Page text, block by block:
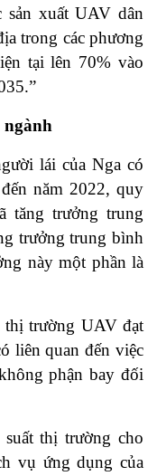
sản xuất UAV dân
trong các phương
tại lên 70% vào
ngành
lái của Nga có
năm 2022, quy
tăng trưởng trung
trưởng trung bình
này một phần là
thị trường UAV đạt
liên quan đến việc
phận bay đối
thị trường cho
vụ ứng dụng của